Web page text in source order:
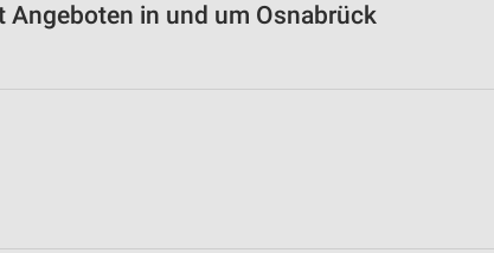
Angeboten in und um Osnabrück